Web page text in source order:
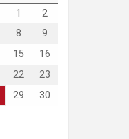
1
2
8
9
15
16
22
23
29 30